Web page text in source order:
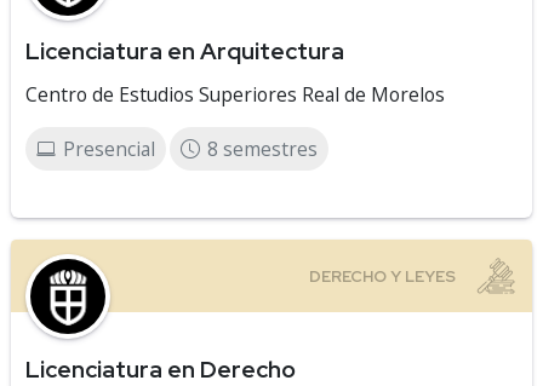
Licenciatura en Arquitectura
Centro de Estudios Superiores Real de Morelos
Presencial 8 semestres
Licenciatura en Derecho